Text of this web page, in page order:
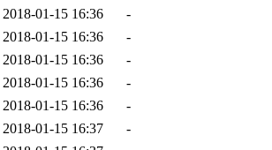
2018-01-15 16:36
-
2018-01-15 16:36
-
2018-01-15 16:36
-
2018-01-15 16:36
-
2018-01-15 16:36
-
2018-01-15 16:37
-